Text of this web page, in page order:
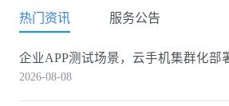
热门资讯 服务公告
企业APP测试场景，云手机集群化部
2026-08-08